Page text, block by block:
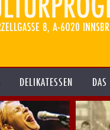
DELIKATESSEN